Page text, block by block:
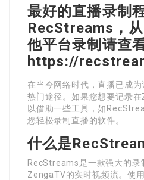
最好的直播录制
RecStreams，
他平台录制请查
https://
在当今网络时代，直播已成
热门途径。如果您想要记录
以借助一些工具，如
您轻松录制直播的软件。
什么是
RecStreams是一款强大的录
ZengaTV的实时视频流。使